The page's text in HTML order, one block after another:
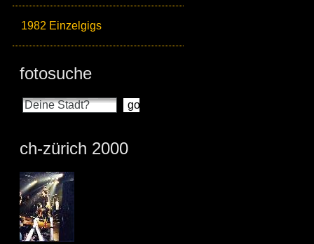
1982 Einzelgigs
fotosuche
ch-zürich 2000